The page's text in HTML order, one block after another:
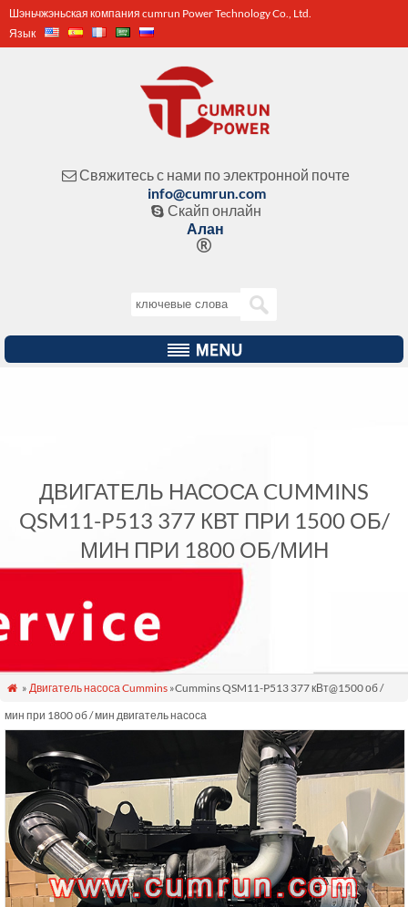
Шэньчжэньская компания cumrun Power Technology Co., Ltd.
Язык
 Свяжитесь с нами по электронной почте
info@cumrun.com
 Скайп онлайн
Алан

ДВИГАТЕЛЬ НАСОСА CUMMINS
QSM11-P513 377 КВТ ПРИ 1500 ОБ/
МИН ПРИ 1800 ОБ/МИН
 » Двигатель насоса Cummins»Cummins QSM11-P513 377 кВт@1500 об /
мин при 1800 об / мин двигатель насоса